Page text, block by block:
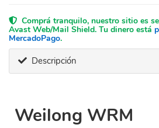
Comprá tranquilo, nuestro sitio es
Avast Web/Mail Shield. Tu dinero está
MercadoPago.
Descripción
Weilong WRM